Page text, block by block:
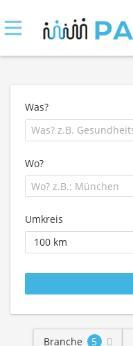
Was?
Wo?
Umkreis
Branche 5